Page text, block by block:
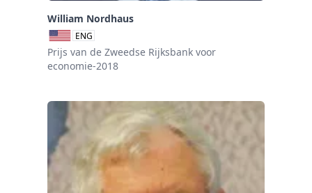
William Nordhaus
ENG
Prijs van de Zweedse Rijksbank voor
economie-2018